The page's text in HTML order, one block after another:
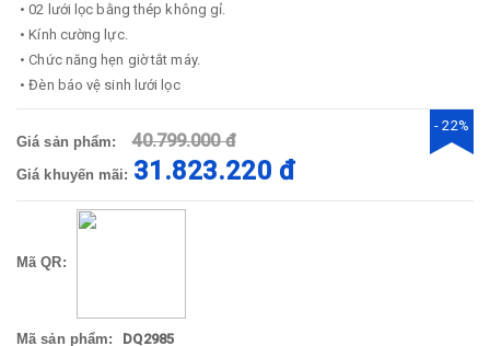
• 02 lưới lọc bằng thép không gỉ.
• Kính cường lực.
• Chức năng hẹn giờ tắt máy.
• Đèn báo vệ sinh lưới lọc
Giá sản phẩm: 40.799.000 đ
Giá khuyến mãi: 31.823.220 đ
- 22%
Mã QR:
Mã sản phẩm:
DQ2985